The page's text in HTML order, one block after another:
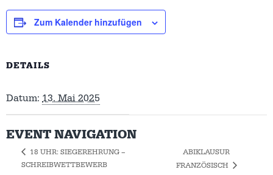
Zum Kalender hinzufügen
DETAILS
Datum: 13. Mai 2025
EVENT NAVIGATION
18 UHR: SIEGEREHRUNG –
SCHREIBWETTBEWERB
ABIKLAUSUR
FRANZÖSISCH